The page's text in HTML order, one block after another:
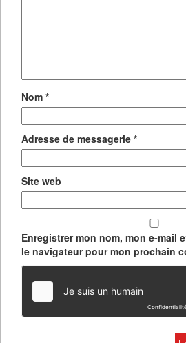
Nom *
Adresse de messagerie *
Site web
Enregistrer mon nom, mon e-mail
le navigateur pour mon prochain